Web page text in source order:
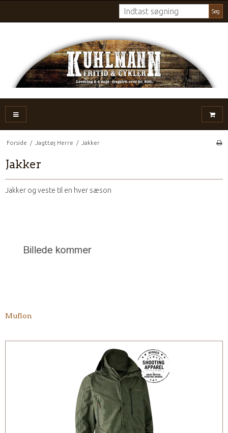
Søg
Forside / Jagttøj Herre / Jakker
Jakker
Jakker og veste til en hver sæson
Muflon